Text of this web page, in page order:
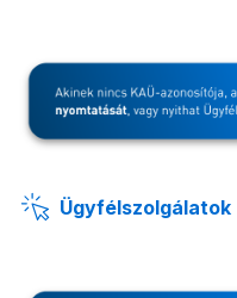
Ügyfélszolgálatok